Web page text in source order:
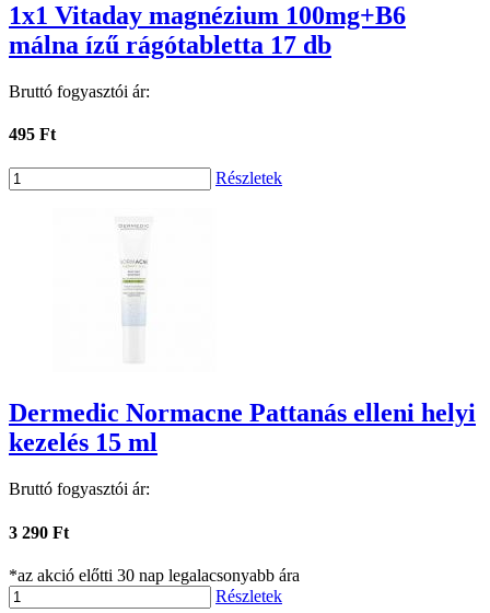
1x1 Vitaday magnézium 100mg+B6
málna ízű rágótabletta 17 db
Bruttó fogyasztói ár:
495 Ft
Részletek
Dermedic Normacne Pattanás elleni helyi
kezelés 15 ml
Bruttó fogyasztói ár:
3 290 Ft
*az akció előtti 30 nap legalacsonyabb ára
Részletek